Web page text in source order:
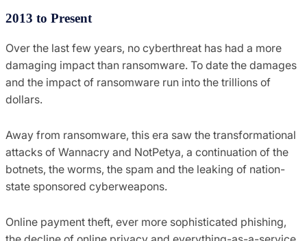
2013 to Present
Over the last few years, no cyberthreat has had a more
damaging impact than ransomware. To date the damages
and the impact of ransomware run into the trillions of
dollars.
Away from ransomware, this era saw the transformational
attacks of Wannacry and NotPetya, a continuation of the
botnets, the worms, the spam and the leaking of nation-
state sponsored cyberweapons.
Online payment theft, ever more sophisticated phishing,